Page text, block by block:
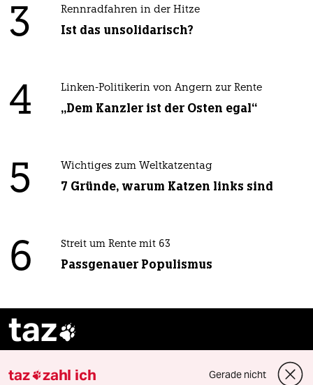
3 Rennradfahren in der Hitze
Ist das unsolidarisch?
4 Linken-Politikerin von Angern zur Rente
„Dem Kanzler ist der Osten egal“
5 Wichtiges zum Weltkatzentag
7 Gründe, warum Katzen links sind
6 Streit um Rente mit 63
Passgenauer Populismus
taz
Folgen Sie uns
taz zahl ich Gerade nicht